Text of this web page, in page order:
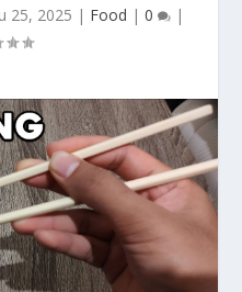
25, 2025 | Food | 0 |